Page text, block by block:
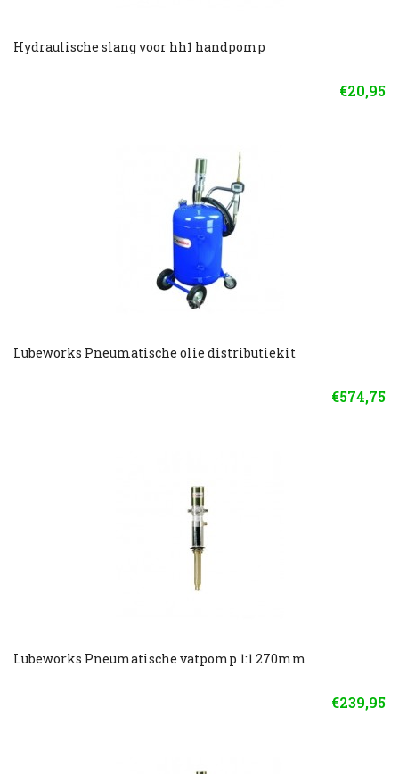
Hydraulische slang voor hh1 handpomp
€20,95
Lubeworks Pneumatische olie distributiekit
€574,75
Lubeworks Pneumatische vatpomp 1:1 270mm
€239,95